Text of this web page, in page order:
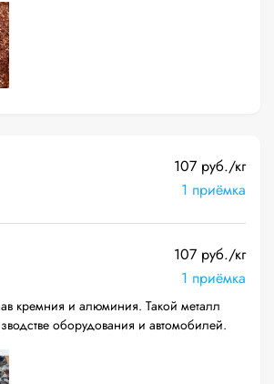
107 руб./кг
1 приёмка
107 руб./кг
1 приёмка
кремния и алюминия. Такой металл
оборудования и автомобилей.